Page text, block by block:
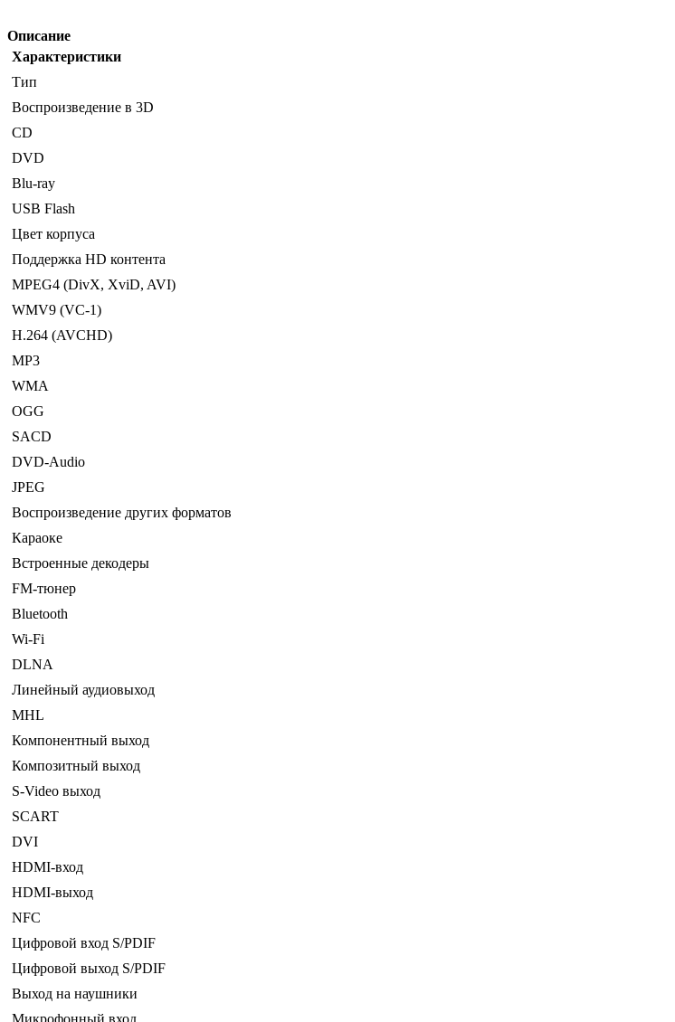
Описание
Характеристики
Тип
Воспроизведение в 3D
CD
DVD
Blu-ray
USB Flash
Цвет корпуса
Поддержка HD контента
MPEG4 (DivX, XviD, AVI)
WMV9 (VC-1)
H.264 (AVCHD)
MP3
WMA
OGG
SACD
DVD-Audio
JPEG
Воспроизведение других форматов
Караоке
Встроенные декодеры
FM-тюнер
Bluetooth
Wi-Fi
DLNA
Линейный аудиовыход
MHL
Компонентный выход
Композитный выход
S-Video выход
SCART
DVI
HDMI-вход
HDMI-выход
NFC
Цифровой вход S/PDIF
Цифровой выход S/PDIF
Выход на наушники